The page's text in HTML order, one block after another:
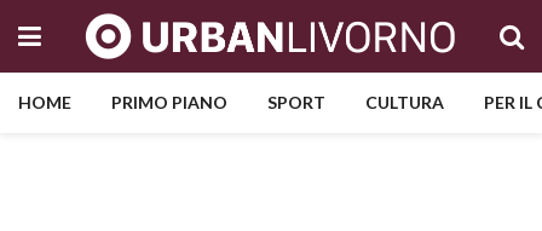
HOME PRIMO PIANO SPORT CULTURA PER